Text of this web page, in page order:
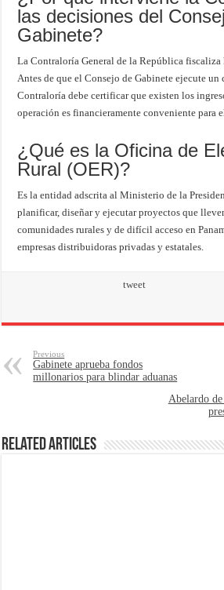
las decisiones del
Gabinete?
La Contraloría General de la República
Antes de que el Consejo de Gabinete ejecute
Contraloría debe certificar que existen los
operación es financieramente conveniente para
¿Qué es la Oficina de
Rural (OER)?
Es la entidad adscrita al Ministerio de la
planificar, diseñar y ejecutar proyectos que
comunidades rurales y de difícil acceso en
empresas distribuidoras privadas y estatales.
tweet
Previous
Gabinete aprueba fondos
millonarios para blindar aduanas
Abelardo
Related Articles